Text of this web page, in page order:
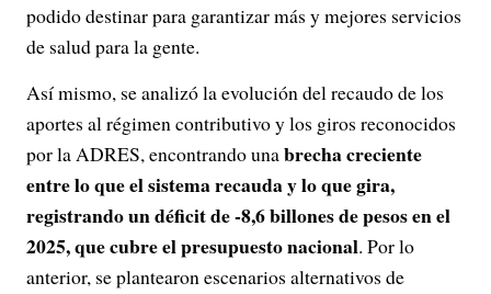
podido destinar para garantizar más y mejores servicios
de salud para la gente.
Así mismo, se analizó la evolución del recaudo de los
aportes al régimen contributivo y los giros reconocidos
por la ADRES, encontrando unabrecha creciente
entre lo que el sistema recauda y lo que gira,
registrando un déficit de -8,6 billones de pesos en el
2025, que cubre el presupuesto nacional. Por lo
anterior, se plantearon escenarios alternativos de